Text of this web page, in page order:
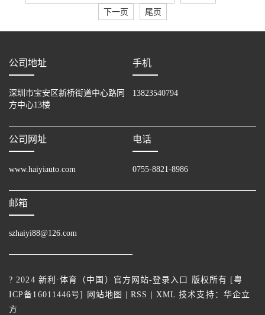
下一页 尾页
公司地址
深圳市宝安区新桥街道中心路同
方中心13楼
手机
13823540794
公司网址
www.haiyiauto.com
电话
0755-8821-8986
邮箱
szhaiyi88@126.com
? 2024 新利·体育（中国）官方网站-登录入口 版权所有 [粤
ICP备16011446号] 网站地图 |RSS XML 技术支持： 华企立
方